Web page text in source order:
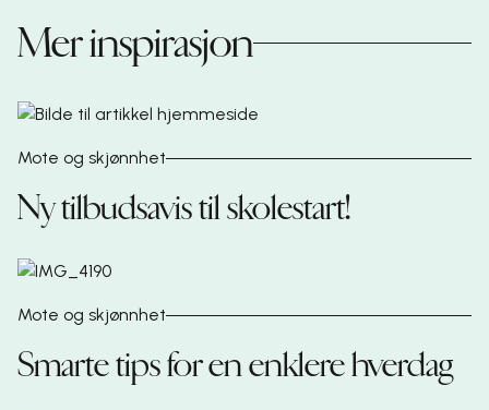
Mer inspirasjon
Mote og skjønnhet
Ny tilbudsavis til skolestart!
Mote og skjønnhet
Smarte tips for en enklere hverdag